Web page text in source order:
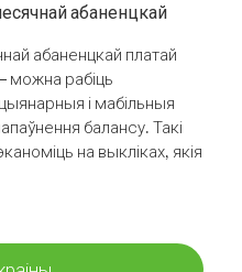
абаненцкай
абаненцкай платай
можна рабіць
і мабільныя
балансу. Такі
на выкліках, якія